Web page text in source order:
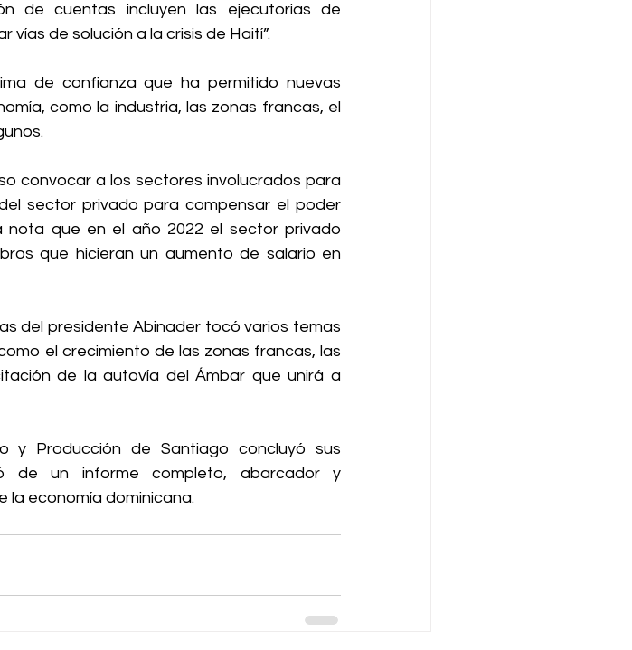
de cuentas incluyen las ejecutorias de
de solución a la crisis de Haití”.
de confianza que ha permitido nuevas
como la industria, las zonas francas, el
convocar a los sectores involucrados para
sector privado para compensar el poder
nota que en el año 2022 el sector privado
que hicieran un aumento de salario en
del presidente Abinader tocó varios temas
el crecimiento de las zonas francas, las
de la autovía del Ámbar que unirá a
y Producción de Santiago concluyó sus
de un informe completo, abarcador y
la economía dominicana.